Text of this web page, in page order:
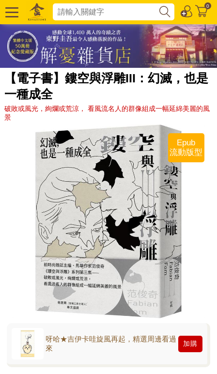
0
【電子書】鏤空與浮雕III：幻滅，也是
一種成全
破敗或風光，絢爛或荒涼， 看風流名人的群像組成一幅延綿美麗的風
景
Epub
流動版型
呀哈★吉伊卡哇旋風再起，精選周邊看過
來
加購